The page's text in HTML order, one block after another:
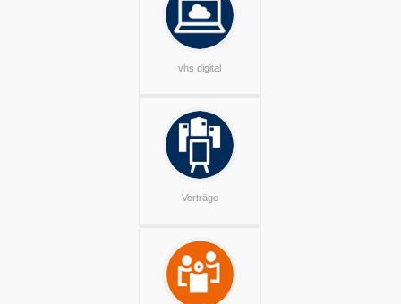
vhs digital
Vorträge